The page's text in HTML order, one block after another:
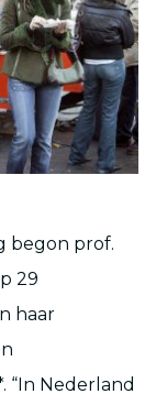
begon prof.
29
haar
“In Nederland